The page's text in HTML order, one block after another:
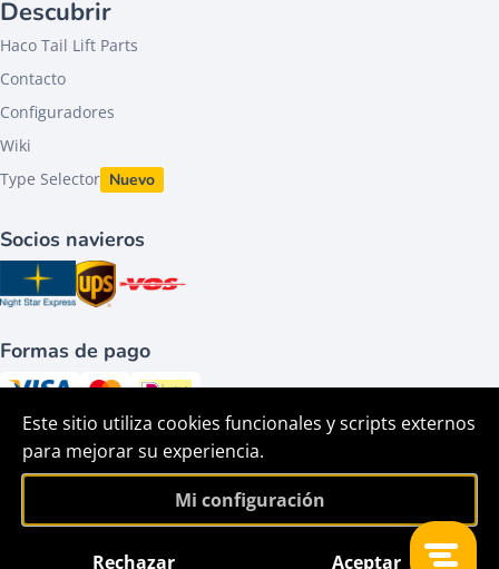
Este sitio utiliza cookies funcionales y scripts externos
para mejorar su experiencia.
Mi configuración
Rechazar Aceptar
Descubrir
Haco Tail Lift Parts
Contacto
Configuradores
Wiki
Type Selector Nuevo
Socios navieros
Formas de pago
Síguenos en